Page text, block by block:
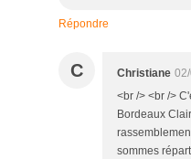
Répondre
C Christiane
<br /> <br />
Bordeaux
sommes